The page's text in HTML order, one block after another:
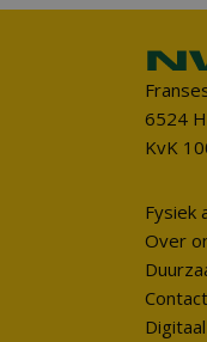
6524
KvK
Fysiek
Over
Contact